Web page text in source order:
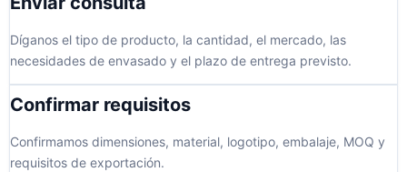
Díganos el tipo de producto, la cantidad, el mercado, las
necesidades de envasado y el plazo de entrega previsto.
Confirmar requisitos
Confirmamos dimensiones, material, logotipo, embalaje, MOQ y
requisitos de exportación.